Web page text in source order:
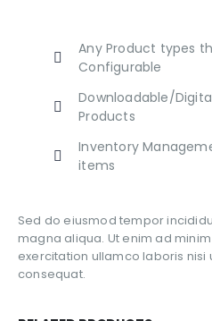
Any Product types
Configurable
Downloadable/
Products
Inventory
items
Sed do eiusmod tempor
magna aliqua. Ut enim ad
exercitation ullamco laboris
consequat.